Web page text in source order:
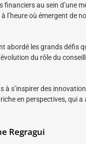
financiers au sein d’une
l’heure où émergent de
abordé les grands défis
du rôle du
à s’inspirer des
en perspectives, qui
Regragui